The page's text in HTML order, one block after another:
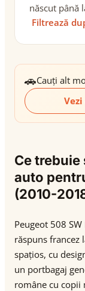
născut până
Filtrează
🚗Cauți alt
Ce trebuie
auto
(2010-
Peugeot 508
răspuns francez
spațios, cu
un portbagaj
române cu copii